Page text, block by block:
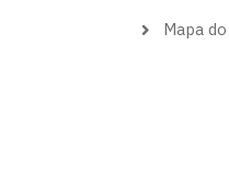
Mapa